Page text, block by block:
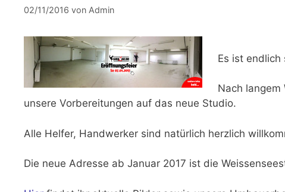
02/11/2016 von Admin
Es ist endlich
Nach
unsere Vorbereitungen auf das neue Studio.
Alle Helfer, Handwerker sind natürlich herzlich
Die neue Adresse ab Januar 2017 ist die